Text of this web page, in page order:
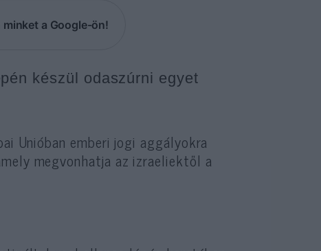
a Google-ön!
készül odaszúrni egyet
Unióban emberi jogi aggályokra
megvonhatja az izraeliektől a